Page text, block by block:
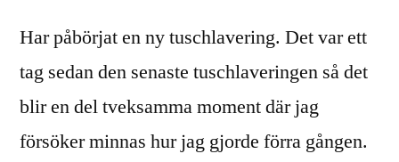
Har påbörjat en ny tuschlavering. Det var ett
tag sedan den senaste tuschlaveringen så det
blir en del tveksamma moment där jag
försöker minnas hur jag gjorde förra gången.